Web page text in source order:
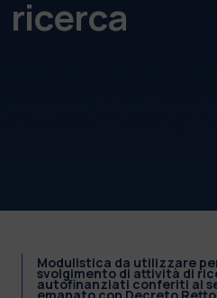
ricerca
Modulistica da utilizzare
svolgimento di attività di
autofinanziati conferiti ai